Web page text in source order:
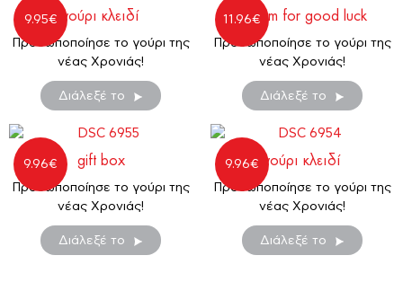
9.95€ γούρι κλειδί
Προσωποποίησε το γούρι της
νέας Χρονιάς!
Διάλεξέ το
11.96€
Charm for good luck
Προσωποποίησε το γούρι της
νέας Χρονιάς!
Διάλεξέ το
9.96€ gift box
Προσωποποίησε το γούρι της
νέας Χρονιάς!
Διάλεξέ το
9.96€ γούρι κλειδί
Προσωποποίησε το γούρι της
νέας Χρονιάς!
Διάλεξέ το